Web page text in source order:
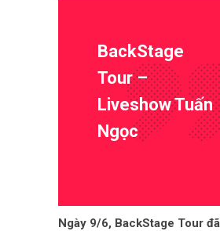
BackStage
Tour –
Liveshow Tuấn
Ngọc
Ngày 9/6, BackStage Tour